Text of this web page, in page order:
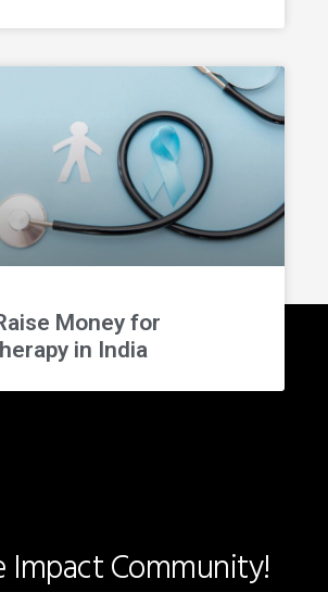
Money for
in India
Impact Community!